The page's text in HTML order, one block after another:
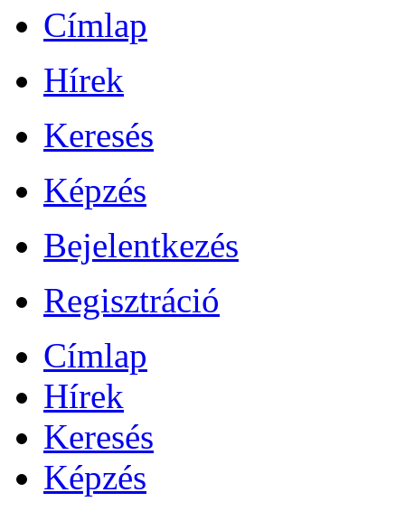
Címlap
Hírek
Keresés
Képzés
Bejelentkezés
Regisztráció
Címlap
Hírek
Keresés
Képzés